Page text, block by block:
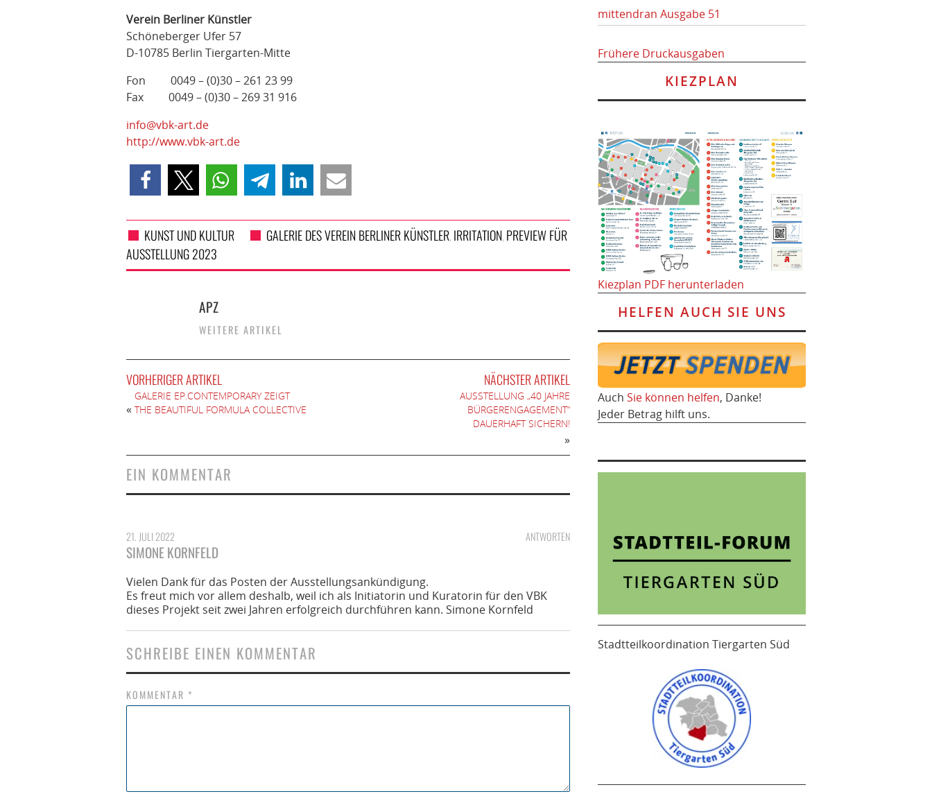
Verein Berliner Künstler
Schöneberger Ufer 57
D-10785 Berlin Tiergarten-Mitte
Fon 0049 – (0)30 – 261 23 99
Fax 0049 – (0)30 – 269 31 916
info@vbk-art.de
http://www.vbk-art.de
KUNST UND KULTUR GALERIE DES VEREIN BERLINER KÜNSTLER, IRRITATION, PREVIEW FÜR
AUSSTELLUNG 2023
APZ
WEITERE ARTIKEL
VORHERIGER ARTIKEL
«
GALERIE EP.CONTEMPORARY ZEIGT
THE BEAUTIFUL FORMULA COLLECTIVE
NÄCHSTER ARTIKEL
AUSSTELLUNG „40 JAHRE
BÜRGERENGAGEMENT“
DAUERHAFT SICHERN!
»
EIN KOMMENTAR
ANTWORTEN
21. JULI 2022
SIMONE KORNFELD
Vielen Dank für das Posten der Ausstellungsankündigung.
Es freut mich vor allem deshalb, weil ich als Initiatorin und Kuratorin für den VBK
dieses Projekt seit zwei Jahren erfolgreich durchführen kann. Simone Kornfeld
SCHREIBE EINEN KOMMENTAR
KOMMENTAR *
mittendran Ausgabe 51
Frühere Druckausgaben
KIEZPLAN
Kiezplan PDF herunterladen
HELFEN AUCH SIE UNS
Auch Sie können helfen, Danke!
Jeder Betrag hilft uns.
Stadtteilkoordination Tiergarten Süd